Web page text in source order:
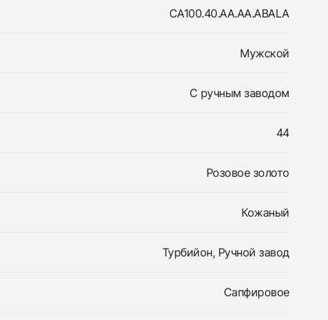
CA100.40.AA.AA.ABALA
Мужской
С ручным заводом
44
Розовое золото
Кожаный
Турбийон, Ручной завод
Сапфировое